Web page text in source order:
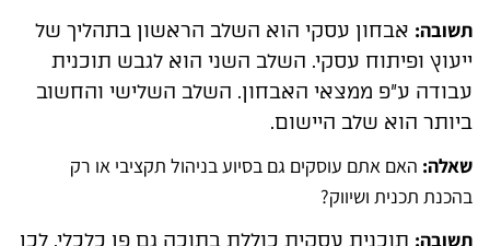
תשובה: אבחון עסקי הוא השלב הראשון בתהליך של
ייעוץ ופיתוח עסקי. השלב השני הוא לגבש תוכנית
עבודה ע”פ ממצאי האבחון. השלב השלישי והחשוב
ביותר הוא שלב היישום.
שאלה: האם אתם עוסקים גם בסיוע בניהול תקציבי או רק
בהכנת תכנית ושיווק?
תשובה: תוכנית עסקית כוללת בתוכה גם פן כלכלי. לכן